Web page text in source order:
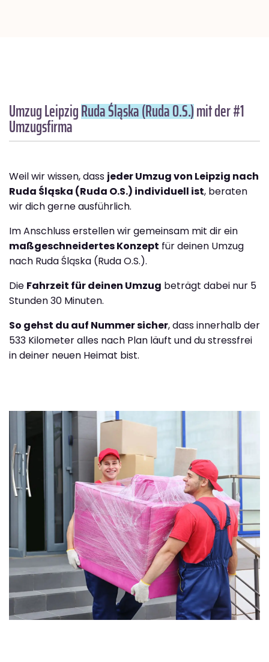
Umzug LeipzigRuda Śląska (Ruda O.S.)mit der #1
Umzugsfirma
Weil wir wissen, dass jeder Umzug von Leipzig nach
Ruda Śląska (Ruda O.S.) individuell ist, beraten
wir dich gerne ausführlich.
Im Anschluss erstellen wir gemeinsam mit dir ein
maßgeschneidertes Konzept für deinen Umzug
nach Ruda Śląska (Ruda O.S.).
Die Fahrzeit für deinen Umzug beträgt dabei nur 5
Stunden 30 Minuten.
So gehst du auf Nummer sicher, dass innerhalb der
533 Kilometer alles nach Plan läuft und du stressfrei
in deiner neuen Heimat bist.